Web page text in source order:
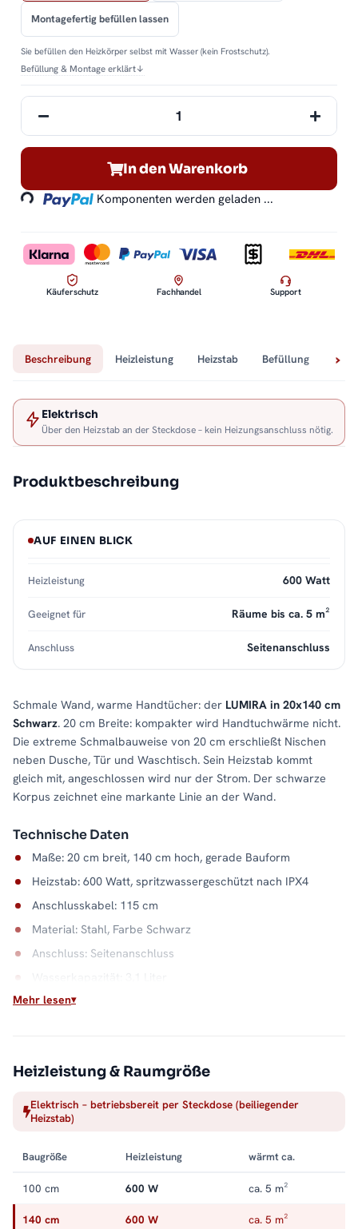
Montagefertig befüllen lassen
Sie befüllen den Heizkörper selbst mit Wasser (kein Frostschutz).
Befüllung & Montage erklärt↓
In den Warenkorb
Loading... Komponenten werden geladen ...
Käuferschutz Fachhandel Support
Beschreibung Heizleistung Heizstab Befüllung
Elektrisch
Über den Heizstab an der Steckdose – kein Heizungsanschluss nötig.
Produktbeschreibung
Schmale Wand, warme Handtücher: der LUMIRA in 20x140 cm
Schwarz. 20 cm Breite: kompakter wird Handtuchwärme nicht.
Die extreme Schmalbauweise von 20 cm erschließt Nischen
neben Dusche, Tür und Waschtisch. Sein Heizstab kommt
gleich mit, angeschlossen wird nur der Strom. Der schwarze
Korpus zeichnet eine markante Linie an der Wand.
Technische Daten
Maße: 20 cm breit, 140 cm hoch, gerade Bauform
Heizstab: 600 Watt, spritzwassergeschützt nach IPX4
Anschlusskabel: 115 cm
Material: Stahl, Farbe Schwarz
Anschluss: Seitenanschluss
Wandabstand: 8,0 - 9,0 cm
Ob Gäste-WC ohne Heizkreis oder Sommerbetrieb ohne
Anlage: Dieser Heizkörper braucht nur Strom. Einmal montiert,
liefert er Handtuchwärme auf Abruf. Alle Größen und
Ausstattungen finden Sie in der Kategorie
AUF EINEN BLICK
Heizleistung 600 Watt
Geeignet für Räume bis ca. 5 m²
Anschluss Seitenanschluss
Mehr lesen
Heizleistung & Raumgröße
Elektrisch – betriebsbereit per Steckdose (beiliegender
Heizstab)
Baugröße Heizleistung wärmt ca.
100 cm 600 W ca. 5 m²
140 cm 600 W ca. 5 m²